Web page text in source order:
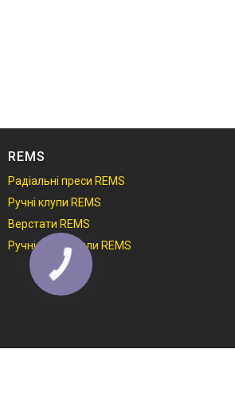
REMS
Радіальні преси REMS
Ручні клупи REMS
Верстати REMS
Ручні трубні пили REMS
КНОПКА
ЗВ'ЯЗКУ